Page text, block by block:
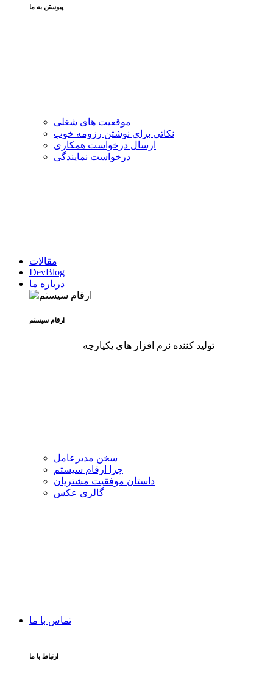
پیوستن به ما
موقعیت های شغلی
نکاتی برای نوشتن رزومه خوب
ارسال درخواست همکاری
درخواست نمایندگی
مقالات
DevBlog
درباره ما
ارقام سیستم
تولید کننده نرم افزار های یکپارچه
سخن مدیرعامل
چرا ارقام سیستم
داستان موفقیت مشتریان
گالری عکس
تماس با ما
ارتباط با ما